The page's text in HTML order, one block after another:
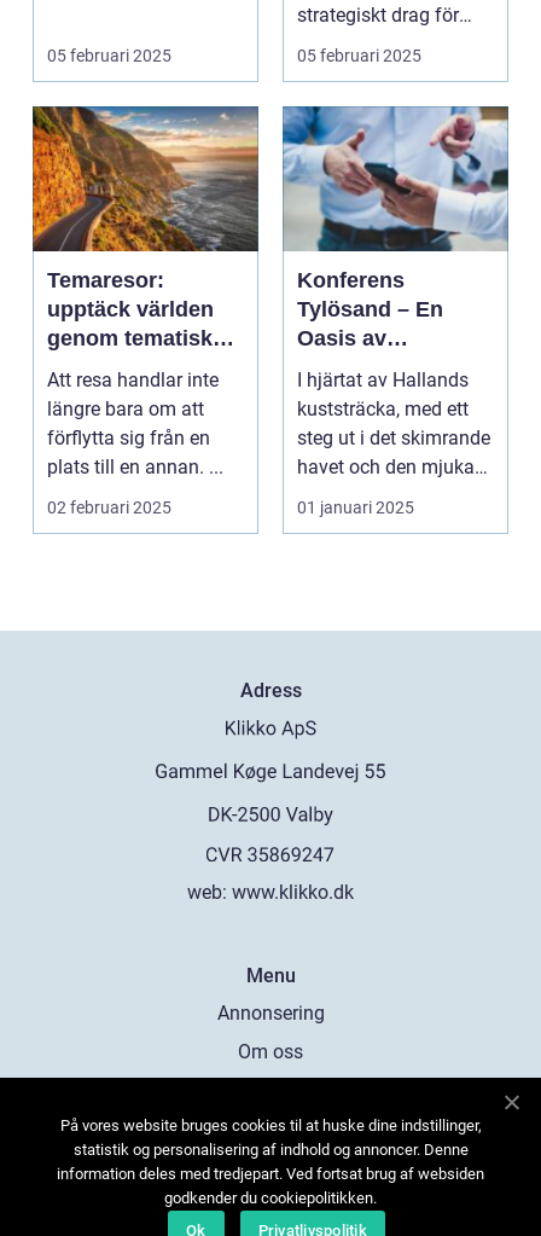
05 februari 2025
strategiskt drag för
företa...
05 februari 2025
Temaresor:
upptäck världen
genom tematiska
upplevelser
Att resa handlar inte
längre bara om att
förflytta sig från en
plats till en annan. ...
02 februari 2025
Konferens
Tylösand – En
Oasis av
Möjligheter
I hjärtat av Hallands
kuststräcka, med ett
steg ut i det skimrande
havet och den mjuka
san...
01 januari 2025
Adress
web: www.klikko.dk
Menu
Annonsering
Om oss
Kontakta oss
Sitemap
På vores website bruges cookies til at huske dine indstillinger,
statistik og personalisering af indhold og annoncer. Denne
information deles med tredjepart. Ved fortsat brug af websiden
godkender du cookiepolitikken.
Ok
Privatlivspolitik